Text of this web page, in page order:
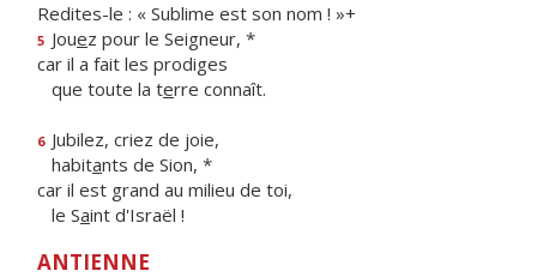
Redites-le : « Sublime est son nom ! »+
5 Jouez pour le Seigneur, *
car il a fait les prodiges
que toute la terre connaît.
6 Jubilez, criez de joie,
habitants de Sion, *
car il est grand au milieu de toi,
le Saint d'Israël !
ANTIENNE